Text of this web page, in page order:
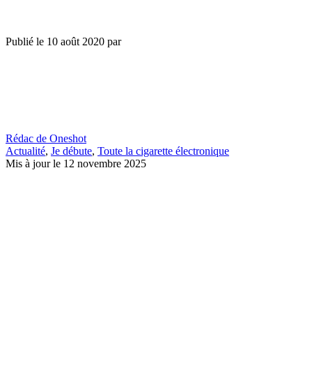
Publié le 10 août 2020 par
Rédac de Oneshot
Actualité, Je débute, Toute la cigarette électronique
Mis à jour le 12 novembre 2025